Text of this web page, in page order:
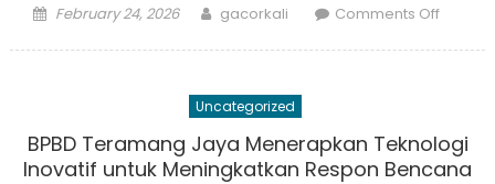
Posted
February 24, 2026 Author
gacorkali Comments Offon
for
Uncategorized
BPBD Teramang Jaya Menerapkan Teknologi
Inovatif untuk Meningkatkan Respon Bencana